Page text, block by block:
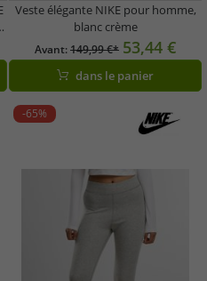
Veste élégante NIKE pour homme,
blanc crème
Avant:149,99 €* 53,44 €
dans le panier
-65%